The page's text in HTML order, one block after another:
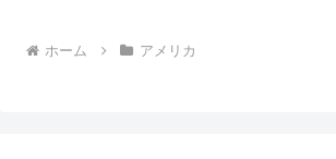
ホーム アメリカ